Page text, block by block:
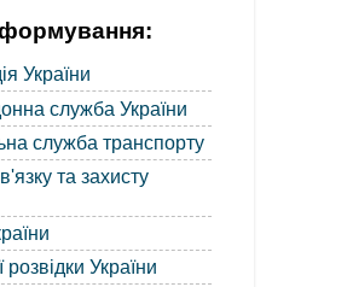
формування:
України
служба України
служба транспорту
та захисту
України